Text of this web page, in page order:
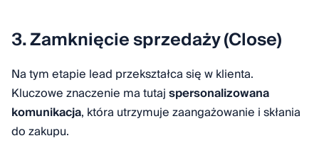
3. Zamknięcie sprzedaży (Close)
Na tym etapie lead przekształca się w klienta.
Kluczowe znaczenie ma tutajspersonalizowana
komunikacja, która utrzymuje zaangażowanie i skłania
do zakupu.